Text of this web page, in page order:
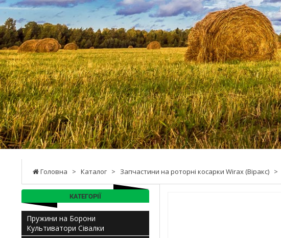
Головна > Каталог > Запчастини на роторні косарки Wirax (Віракс) >
КАТЕГОРІЇ
Пружини на Борони
Культиватори Сівалки